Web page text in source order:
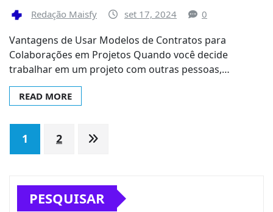
Redação Maisfy set 17, 2024 0
Vantagens de Usar Modelos de Contratos para
Colaborações em Projetos Quando você decide
trabalhar em um projeto com outras pessoas,…
READ MORE
Paginação
de
1 2
PESQUISAR